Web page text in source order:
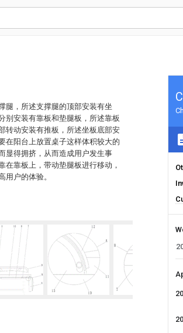
腿，所述支撑腿的顶部安装有坐
别安装有靠板和垫腿板，所述靠板
转动安装有推板，所述坐板底部安
在阳台上放置桌子这样体积较大的
显得拥挤，从而造成用户发生事
靠板上，带动垫腿板进行移动，
户的体验。